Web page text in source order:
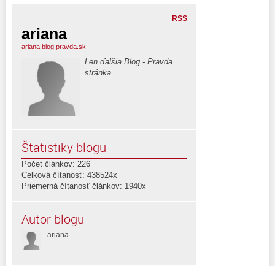
RSS
ariana
ariana.blog.pravda.sk
Len ďalšia Blog - Pravda
stránka
Štatistiky blogu
Počet článkov: 226
Celková čítanosť: 438524x
Priemerná čítanosť článkov: 1940x
Autor blogu
ariana